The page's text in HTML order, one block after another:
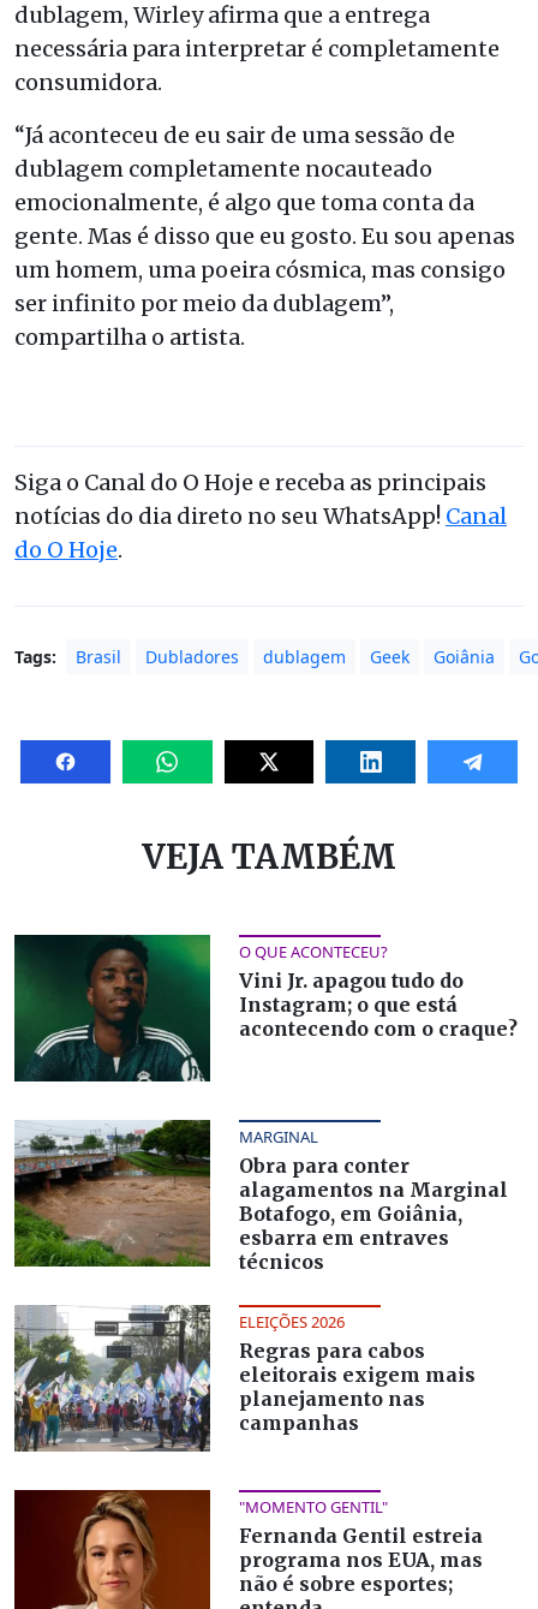
dublagem, Wirley afirma que a entrega
necessária para interpretar é completamente
consumidora.
“Já aconteceu de eu sair de uma sessão de
dublagem completamente nocauteado
emocionalmente, é algo que toma conta da
gente. Mas é disso que eu gosto. Eu sou apenas
um homem, uma poeira cósmica, mas consigo
ser infinito por meio da dublagem”,
compartilha o artista.
Siga o Canal do O Hoje e receba as principais
notícias do dia direto no seu WhatsApp! Canal
do O Hoje.
Tags: Brasil Dubladores dublagem Geek Goiânia
VEJA TAMBÉM
O QUE ACONTECEU?
Vini Jr. apagou tudo do
Instagram; o que está
acontecendo com o craque?
MARGINAL
Obra para conter
alagamentos na Marginal
Botafogo, em Goiânia,
esbarra em entraves
técnicos
ELEIÇÕES 2026
Regras para cabos
eleitorais exigem mais
planejamento nas
campanhas
"MOMENTO GENTIL"
Fernanda Gentil estreia
programa nos EUA, mas
não é sobre esportes;